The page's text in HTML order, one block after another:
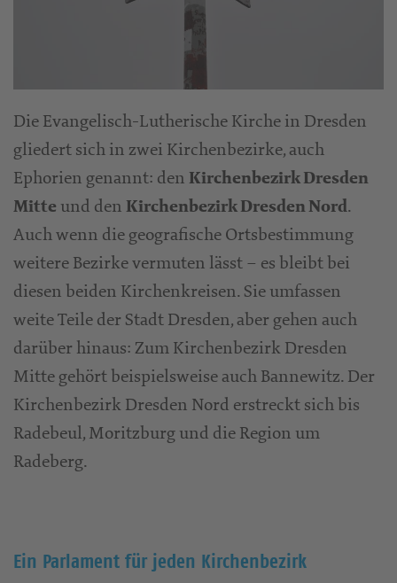
Die Evangelisch-Lutherische Kirche in Dresden
gliedert sich in zwei Kirchenbezirke, auch
Ephorien genannt: den Kirchenbezirk Dresden
Mitte und den Kirchenbezirk Dresden Nord.
Auch wenn die geografische Ortsbestimmung
weitere Bezirke vermuten lässt – es bleibt bei
diesen beiden Kirchenkreisen. Sie umfassen
weite Teile der Stadt Dresden, aber gehen auch
darüber hinaus: Zum Kirchenbezirk Dresden
Mitte gehört beispielsweise auch Bannewitz. Der
Kirchenbezirk Dresden Nord erstreckt sich bis
Radebeul, Moritzburg und die Region um
Radeberg.
Ein Parlament für jeden Kirchenbezirk